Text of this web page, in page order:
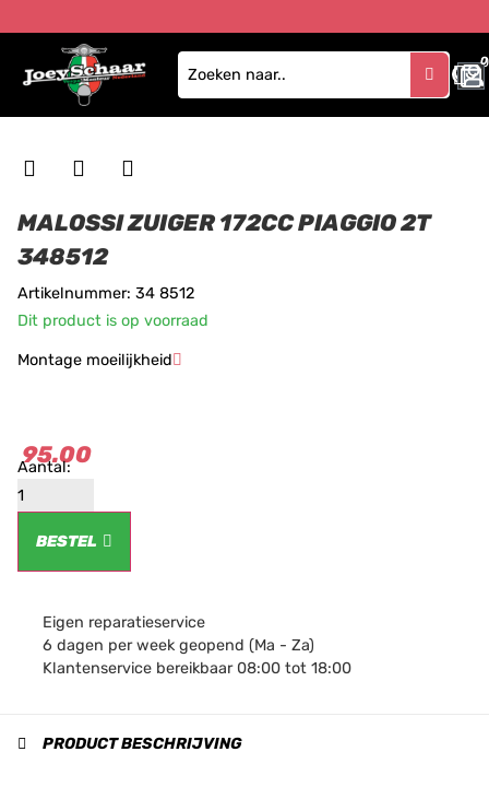
0
0
MALOSSI ZUIGER 172CC PIAGGIO 2T
348512
Artikelnummer: 34 8512
Dit product is op voorraad
Montage moeilijkheid
★★★
95.00
BESTEL
Eigen reparatieservice
6 dagen per week geopend (Ma - Za)
Klantenservice bereikbaar 08:00 tot 18:00
PRODUCT BESCHRIJVING